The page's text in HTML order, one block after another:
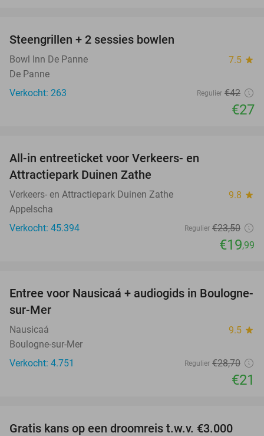
Steengrillen + 2 sessies bowlen
Bowl Inn De Panne 7.5 star
De Panne
Verkocht: 263
Regulier €42
€27
All-in entreeticket voor Verkeers- en
Attractiepark Duinen Zathe
Verkeers- en Attractiepark Duinen Zathe 9.8 star
Appelscha
Verkocht: 45.394
Regulier €23,50
€19,99
27%
Entree voor Nausicaá + audiogids in Boulogne-
sur-Mer
Nausicaá 9.5 star
Boulogne-sur-Mer
Verkocht: 4.751
Regulier €28,70
€21
Gratis kans op een droomreis t.w.v. €3.000